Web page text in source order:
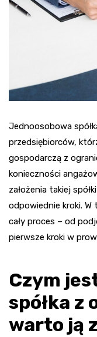
Jednoosobowa
przedsiębiorców,
gospodarczą z
konieczności
założenia takiej
odpowiednie kroki. W
cały proces – od
pierwsze kroki w
Czym
spółka z
warto ją